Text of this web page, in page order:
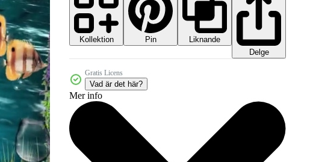
Kollektion Pin
Liknande
Delge
Gratis Licens
Vad är det här?
Mer info